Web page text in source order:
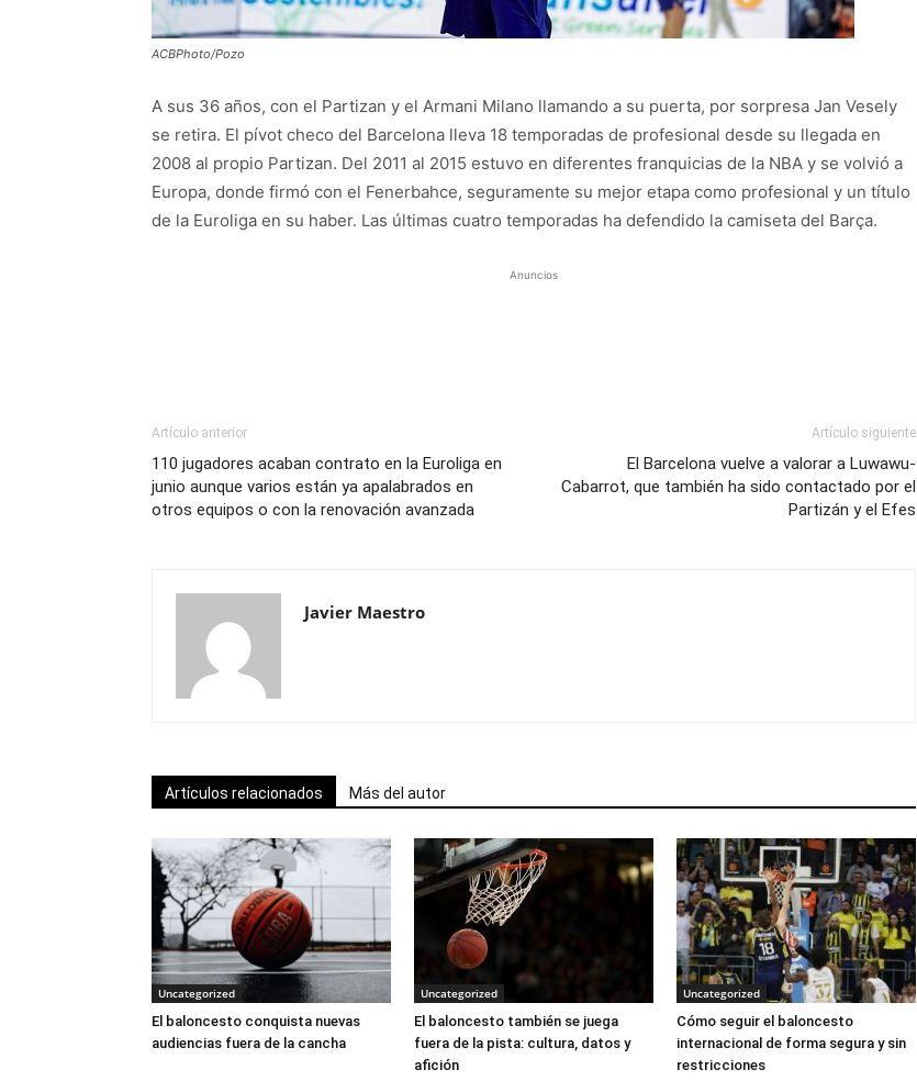
ACBPhoto/Pozo
A sus 36 años, con el Partizan y el Armani Milano llamando a su puerta, por sorpresa Jan Vesely
se retira. El pívot checo del Barcelona lleva 18 temporadas de profesional desde su llegada en
2008 al propio Partizan. Del 2011 al 2015 estuvo en diferentes franquicias de la NBA y se volvió a
Europa, donde firmó con el Fenerbahce, seguramente su mejor etapa como profesional y un título
de la Euroliga en su haber. Las últimas cuatro temporadas ha defendido la camiseta del Barça.
Anuncios
Artículo anterior
110 jugadores acaban contrato en la Euroliga en
junio aunque varios están ya apalabrados en
otros equipos o con la renovación avanzada
Artículo siguiente
El Barcelona vuelve a valorar a Luwawu-
Cabarrot, que también ha sido contactado por el
Partizán y el Efes
Javier Maestro
Artículos relacionados Más del autor
Uncategorized
El baloncesto conquista nuevas
audiencias fuera de la cancha
Uncategorized
El baloncesto también se juega
fuera de la pista: cultura, datos y
afición
Uncategorized
Cómo seguir el baloncesto
internacional de forma segura y sin
restricciones